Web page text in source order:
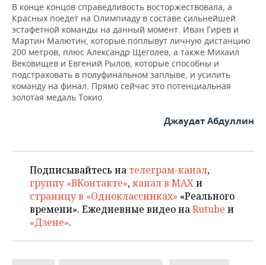
В конце концов справедливость восторжествовала, а
Красных поедет на Олимпиаду в составе сильнейшей
эстафетной команды на данный момент. Иван Гирев и
Мартин Малютин, которые поплывут личную дистанцию
200 метров, плюс Александр Щеголев, а также Михаил
Вековищев и Евгений Рылов, которые способны и
подстраховать в полуфинальном заплыве, и усилить
команду на финал. Прямо сейчас это потенциальная
золотая медаль Токио.
Джаудат Абдуллин
Подписывайтесь на телеграм-канал,
группу «ВКонтакте»,канал в MAXи
страницу в «Одноклассниках» «Реального
времени». Ежедневные видео наRutube и
«Дзене».